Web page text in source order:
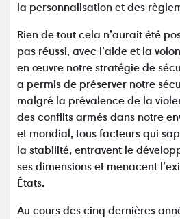
la personnalisation et des
Rien de tout cela n’aurait été
pas réussi, avec l’aide et la
en œuvre notre stratégie de
a permis de préserver notre
malgré la prévalence de la
des conflits armés dans notre
et mondial, tous facteurs qui
la stabilité, entravent le
ses dimensions et menacent
États.
Au cours des cinq dernières